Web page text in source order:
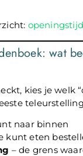
wat
kies je welk
naar binnen
kunt eten
– de grens